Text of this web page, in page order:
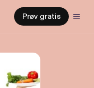
Prøv gratis